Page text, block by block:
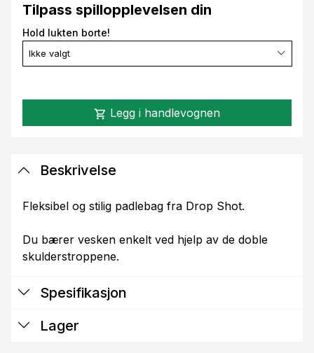
Tilpass spillopplevelsen din
Hold lukten borte!
Ikke valgt
shopping_cart Legg i handlevognen
Beskrivelse
Fleksibel og stilig padlebag fra Drop Shot.
Du bærer vesken enkelt ved hjelp av de doble
skulderstroppene.
Spesifikasjon
Lager